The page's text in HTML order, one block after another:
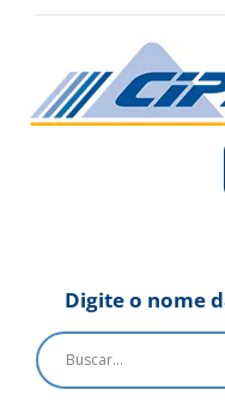
Digite o nome